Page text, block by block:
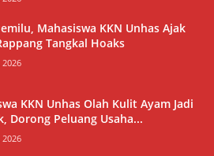
Mahasiswa KKN Unhas Ajak
Tangkal Hoaks
KKN Unhas Olah Kulit Ayam Jadi
Dorong Peluang Usaha...